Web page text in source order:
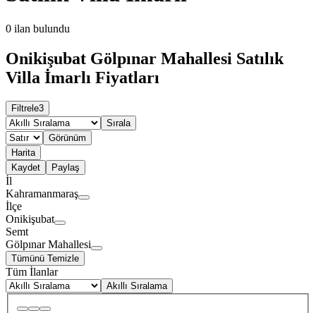
0 ilan bulundu
Onikişubat Gölpınar Mahallesi Satılık
Villa İmarlı Fiyatları
Filtrele3
Sırala
Görünüm
Harita
Kaydet
Paylaş
İl
Kahramanmaraş
İlçe
Onikişubat
Semt
Gölpınar Mahallesi
Tümünü Temizle
Tüm İlanlar
Akıllı Sıralama